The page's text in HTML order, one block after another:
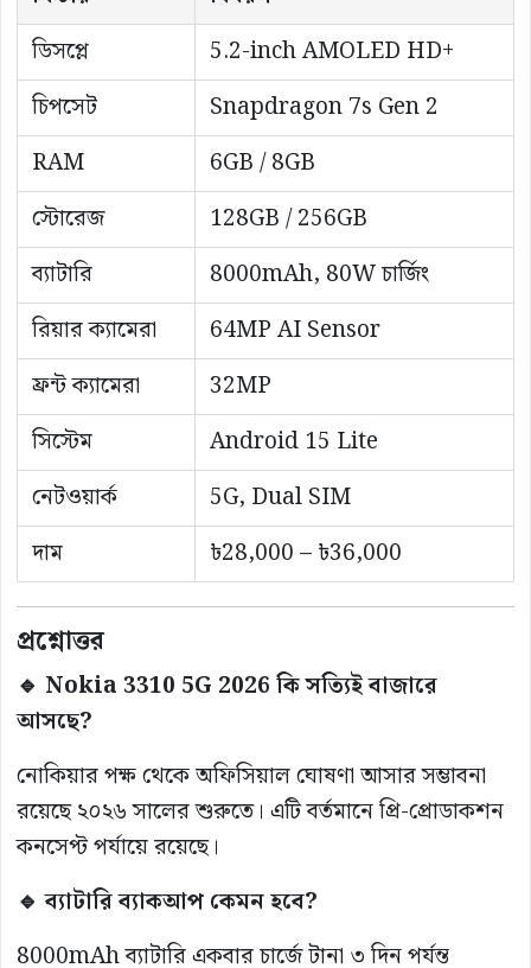
ডিসপ্লে
5.2-inch AMOLED HD+
চিপসেট
Snapdragon 7s Gen 2
RAM
6GB / 8GB
স্টোরেজ
128GB / 256GB
ব্যাটারি
8000mAh, 80W চার্জিং
রিয়ার ক্যামেরা
64MP AI Sensor
ফ্রন্ট ক্যামেরা
32MP
সিস্টেম
Android 15 Lite
নেটওয়ার্ক
5G, Dual SIM
দাম
৳28,000 – ৳36,000
প্রশ্নোত্তর
🔹 Nokia 3310 5G 2026 কি সত্যিই বাজারে
আসছে?
নোকিয়ার পক্ষ থেকে অফিসিয়াল ঘোষণা আসার সম্ভাবনা
রয়েছে ২০২৬ সালের শুরুতে। এটি বর্তমানে প্রি-প্রোডাকশন
কনসেপ্ট পর্যায়ে রয়েছে।
🔹 ব্যাটারি ব্যাকআপ কেমন হবে?
8000mAh ব্যাটারি একবার চার্জে টানা ৩ দিন পর্যন্ত